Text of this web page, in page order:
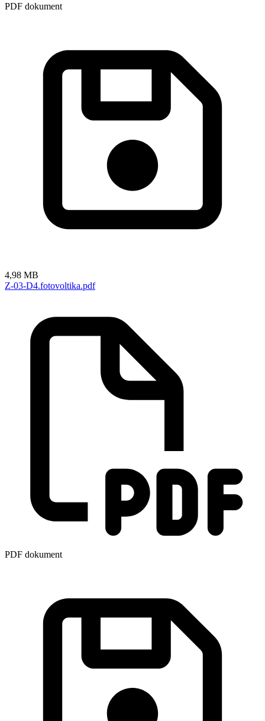
PDF dokument
4,98 MB
Z-03-D4.fotovoltika.pdf
PDF dokument